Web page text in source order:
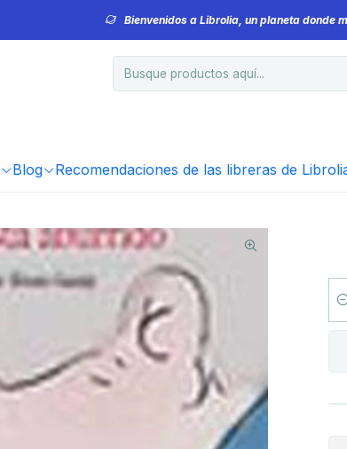
Blog Recomendaciones de las libreras de
Bienvenidos a Librolia, un planeta donde